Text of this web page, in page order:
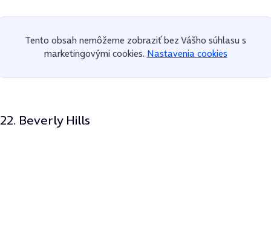
Tento obsah nemôžeme zobraziť bez Vášho súhlasu s
marketingovými cookies. Nastavenia cookies
22. Beverly Hills